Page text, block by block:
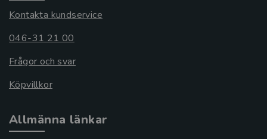
Kontakta kundservice
046-31 21 00
Frågor och svar
Köpvillkor
Allmänna länkar